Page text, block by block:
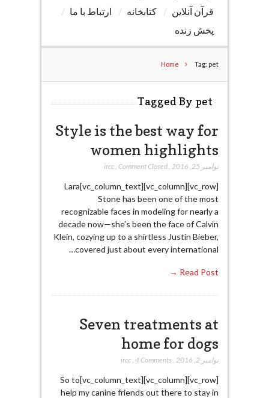
قرآن آنلاین
کتابخانه
ارتباط با ما
پخش زنده
Home Tag: pet
Tagged By pet
Style is the best way for
women highlights
نوامبر 25, 2016 ,
ircc, Comment Closed
[vc_row][vc_column][vc_column_text]Lara
Stone has been one of the most
recognizable faces in modeling for nearly a
decade now—she’s been the face of Calvin
Klein, cozying up to a shirtless Justin Bieber,
covered just about every international…
Read Post →
Seven treatments at
home for dogs
نوامبر 2, 2016 ircc, 4 Comments
[vc_row][vc_column][vc_column_text]So to
help my canine friends out there to stay in